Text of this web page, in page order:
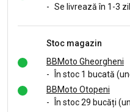
- Se livrează în 1-3
Stoc magazin
BBMoto Gheorgheni
-
În stoc 1 bucată
BBMoto Otopeni
-
În stoc 29 bucăți